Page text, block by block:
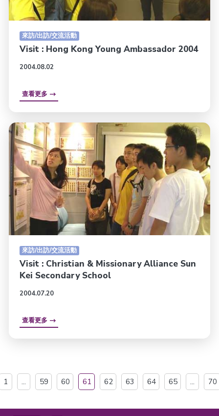
來訪/出訪/交流活動
Visit : Hong Kong Young Ambassador 2004
2004.08.02
查看更多
來訪/出訪/交流活動
Visit : Christian & Missionary Alliance Sun
Kei Secondary School
2004.07.20
查看更多
1 ... 59 60 61 62 63 64 65 ... 70